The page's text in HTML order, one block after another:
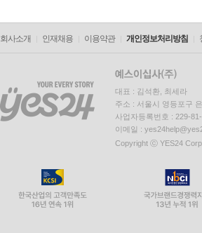
회사소개 인재채용 이용약관 개인정보처리방침
대표 : 김석환, 최세라
주소 : 서울시 영등포구
사업자등록번호 : 229-
이메일 :
Copyright ⓒ YES24